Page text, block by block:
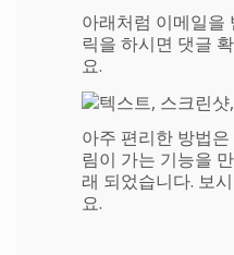
아래처럼 이메일을
릭을 하시면 댓글
요.
아주 편리한 방법
림이 가는 기능을
래 되었습니다. 보
요.